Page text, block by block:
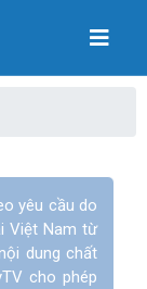
yêu cầu do
Việt Nam từ
dung chất
cho phép